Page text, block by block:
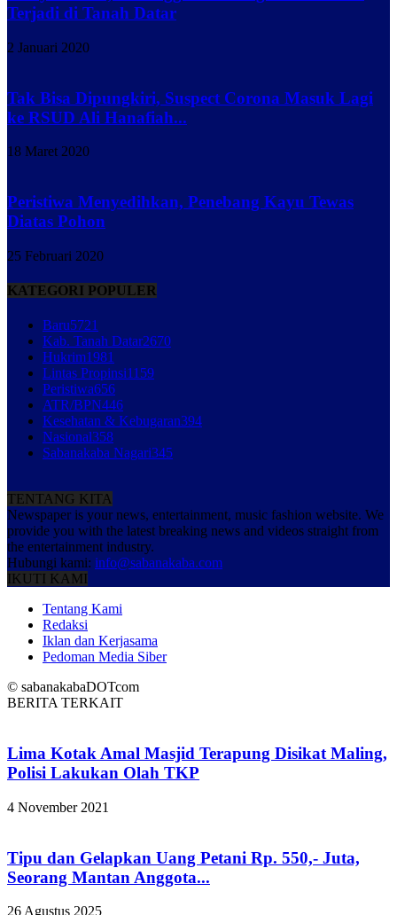
Terjadi di Tanah Datar
2 Januari 2020
Tak Bisa Dipungkiri, Suspect Corona Masuk Lagi
ke RSUD Ali Hanafiah...
18 Maret 2020
Peristiwa Menyedihkan, Penebang Kayu Tewas
Diatas Pohon
25 Februari 2020
KATEGORI POPULER
Baru5721
Kab. Tanah Datar2670
Hukrim1981
Lintas Propinsi1159
Peristiwa656
ATR/BPN446
Kesehatan & Kebugaran394
Nasional358
Sabanakaba Nagari345
TENTANG KITA
Newspaper is your news, entertainment, music fashion website. We
provide you with the latest breaking news and videos straight from
the entertainment industry.
Hubungi kami: info@sabanakaba.com
IKUTI KAMI
Tentang Kami
Redaksi
Iklan dan Kerjasama
Pedoman Media Siber
© sabanakabaDOTcom
BERITA TERKAIT
Lima Kotak Amal Masjid Terapung Disikat Maling,
Polisi Lakukan Olah TKP
4 November 2021
Tipu dan Gelapkan Uang Petani Rp. 550,- Juta,
Seorang Mantan Anggota...
26 Agustus 2025